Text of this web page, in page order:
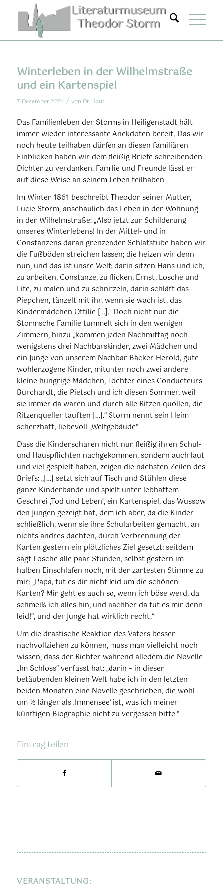
springen
Winterleben in der Wilhelmstraße
und ein Kartenspiel
7. Dezember 2021 / von Dr. Haut
Das Familienleben der Storms in Heiligenstadt hält
immer wieder interessante Anekdoten bereit. Das wir
noch heute teilhaben dürfen an diesen familiären
Einblicken haben wir dem fleißig Briefe schreibenden
Dichter zu verdanken. Familie und Freunde lässt er
auf diese Weise an seinem Leben teilhaben.
Im Winter 1861 beschreibt Theodor seiner Mutter,
Lucie Storm, anschaulich das Leben in der Wohnung
in der Wilhelmstraße: „Also jetzt zur Schilderung
unseres Winterlebens! In der Mittel- und in
Constanzens daran grenzender Schlafstube haben wir
die Fußböden streichen lassen; die heizen wir denn
nun, und das ist unsre Welt: darin sitzen Hans und ich,
zu arbeiten, Constanze, zu flicken, Ernst, Losche und
Lite, zu malen und zu schnitzeln, darin schläft das
Piepchen, tänzelt mit ihr, wenn sie wach ist, das
Kindermädchen Ottilie […].“ Doch nicht nur die
Stormsche Familie tummelt sich in den wenigen
Zimmern, hinzu „kommen jeden Nachmittag noch
wenigstens drei Nachbarskinder, zwei Mädchen und
ein Junge von unserem Nachbar Bäcker Herold, gute
wohlerzogene Kinder, mitunter noch zwei andere
kleine hungrige Mädchen, Töchter eines Conducteurs
Burchardt, die Pietsch und ich diesen Sommer, weil
sie immer da waren und durch alle Ritzen quollen, die
Ritzenqueller tauften […].“ Storm nennt sein Heim
scherzhaft, liebevoll „Weltgebäude“.
Dass die Kinderscharen nicht nur fleißig ihren Schul-
und Hauspflichten nachgekommen, sondern auch laut
und viel gespielt haben, zeigen die nächsten Zeilen des
Briefs: „[…] setzt sich auf Tisch und Stühlen diese
ganze Kinderbande und spielt unter lebhaftem
Geschrei ‚Tod und Leben‘, ein Kartenspiel, das Wussow
den Jungen gezeigt hat, dem ich aber, da die Kinder
schließlich, wenn sie ihre Schularbeiten gemacht, an
nichts andres dachten, durch Verbrennung der
Karten gestern ein plötzliches Ziel gesetzt; seitdem
sagt Losche alle paar Stunden, selbst gestern im
halben Einschlafen noch, mit der zartesten Stimme zu
mir: „Papa, tut es dir nicht leid um die schönen
Karten? Mir geht es auch so, wenn ich böse werd, da
schmeiß ich alles hin; und nachher da tut es mir denn
leid!“, und der Junge hat wirklich recht.“
Um die drastische Reaktion des Vaters besser
nachvollziehen zu können, muss man vielleicht noch
wissen, dass der Richter während alledem die Novelle
„Im Schloss“ verfasst hat: „darin – in dieser
betäubenden kleinen Welt habe ich in den letzten
beiden Monaten eine Novelle geschrieben, die wohl
um ⅓ länger als ‚Immensee‘ ist, was ich meiner
künftigen Biographie nicht zu vergessen bitte.“
Eintrag teilen
VERANSTALTUNG: